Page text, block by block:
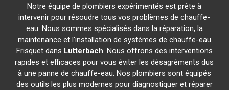
Notre équipe de plombiers expérimentés est prête à
intervenir pour résoudre tous vos problèmes de chauffe-
eau. Nous sommes spécialisés dans la réparation, la
maintenance et l'installation de systèmes de chauffe-eau
Frisquet dans Lutterbach. Nous offrons des interventions
rapides et efficaces pour vous éviter les désagréments dus
à une panne de chauffe-eau. Nos plombiers sont équipés
des outils les plus modernes pour diagnostiquer et réparer